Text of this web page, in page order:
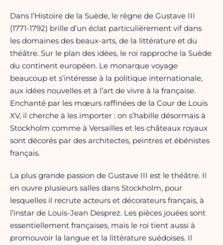
Dans l’Histoire de la Suède, le règne de Gustave III
(1771-1792) brille d’un éclat particulièrement vif dans
les domaines des beaux-arts, de la littérature et du
théâtre. Sur le plan des idées, le roi rapproche la Suède
du continent européen. Le monarque voyage
beaucoup et s’intéresse à la politique internationale,
aux idées nouvelles et à l’art de vivre à la française.
Enchanté par les mœurs raffinées de la Cour de Louis
XV, il cherche à les importer : on s’habille désormais à
Stockholm comme à Versailles et les châteaux royaux
sont décorés par des architectes, peintres et ébénistes
français.
La plus grande passion de Gustave III est le théâtre. Il
en ouvre plusieurs salles dans Stockholm, pour
lesquelles il recrute acteurs et décorateurs français, à
l’instar de Louis-Jean Desprez. Les pièces jouées sont
essentiellement françaises, mais le roi tient aussi à
promouvoir la langue et la littérature suédoises. Il